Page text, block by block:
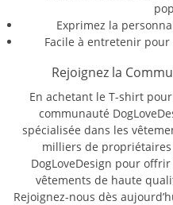
Exprimez la
Facile à entretenir
Rejoignez la
En achetant le T-shirt
communauté
spécialisée dans les
milliers de
DogLoveDesign pour
vêtements de haute
Rejoignez-nous dès